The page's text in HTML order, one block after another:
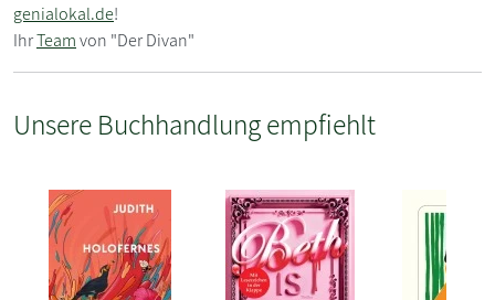
genialokal.de!
IhrTeamvon "Der Divan"
Unsere Buchhandlung empfiehlt